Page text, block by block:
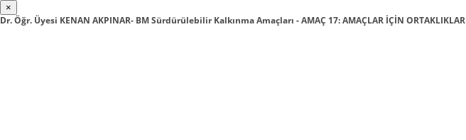
×
Dr. Öğr. Üyesi KENAN AKPINAR- BM Sürdürülebilir Kalkınma Amaçları - AMAÇ 17: AMAÇLAR İÇİN ORTAKLIKLAR